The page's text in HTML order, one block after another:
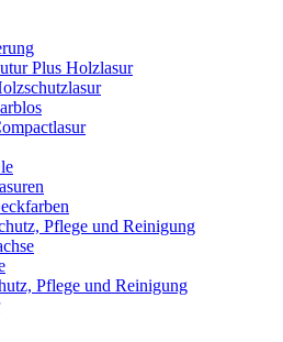
Plus Holzlasur
Pflege und Reinigung
Pflege und Reinigung